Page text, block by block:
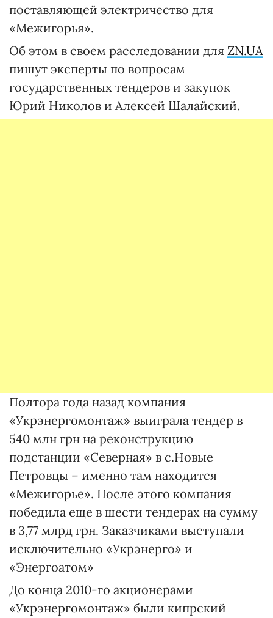
поставляющей электричество для
«Межигорья».
Об этом в своем расследовании для ZN.UA
пишут эксперты по вопросам
государственных тендеров и закупок
Юрий Николов и Алексей Шалайский.
Полтора года назад компания
«Укрэнергомонтаж» выиграла тендер в
540 млн грн на реконструкцию
подстанции «Северная» в с.Новые
Петровцы – именно там находится
«Межигорье». После этого компания
победила еще в шести тендерах на сумму
в 3,77 млрд грн. Заказчиками выступали
исключительно «Укрэнерго» и
«Энергоатом»
До конца 2010-го акционерами
«Укрэнергомонтаж» были кипрский